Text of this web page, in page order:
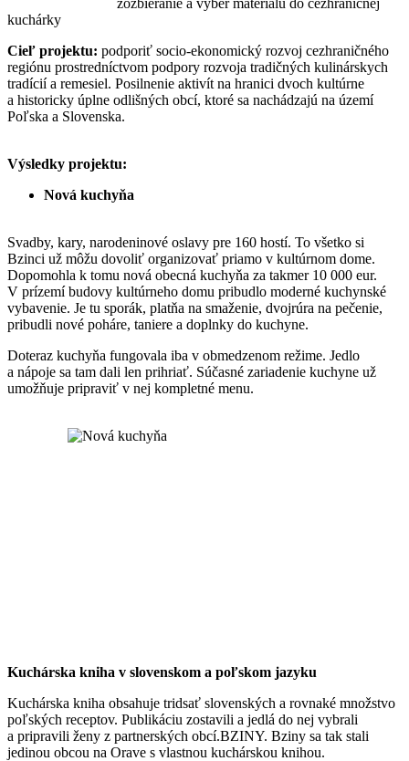
kuchárky
Cieľ projektu: podporiť socio-ekonomický rozvoj cezhraničného
regiónu prostredníctvom podpory rozvoja tradičných kulinárskych
tradícií a remesiel. Posilnenie aktivít na hranici dvoch kultúrne
a historicky úplne odlišných obcí, ktoré sa nachádzajú na území
Poľska a Slovenska.
Výsledky projektu:
Nová kuchyňa
Svadby, kary, narodeninové oslavy pre 160 hostí. To všetko si
Bzinci už môžu dovoliť organizovať priamo v kultúrnom dome.
Dopomohla k tomu nová obecná kuchyňa za takmer 10 000 eur.
V prízemí budovy kultúrneho domu pribudlo moderné kuchynské
vybavenie. Je tu sporák, platňa na smaženie, dvojrúra na pečenie,
pribudli nové poháre, taniere a doplnky do kuchyne.
Doteraz kuchyňa fungovala iba v obmedzenom režime. Jedlo
a nápoje sa tam dali len prihriať. Súčasné zariadenie kuchyne už
umožňuje pripraviť v nej kompletné menu.
Kuchárska kniha v slovenskom a poľskom jazyku
Kuchárska kniha obsahuje tridsať slovenských a rovnaké množstvo
poľských receptov. Publikáciu zostavili a jedlá do nej vybrali
a pripravili ženy z partnerských obcí.BZINY. Bziny sa tak stali
jedinou obcou na Orave s vlastnou kuchárskou knihou.